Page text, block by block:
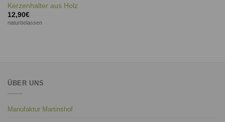
Kerzenhalter aus Holz
12,90€
naturbelassen
ÜBER UNS
Manufaktur Martinshof